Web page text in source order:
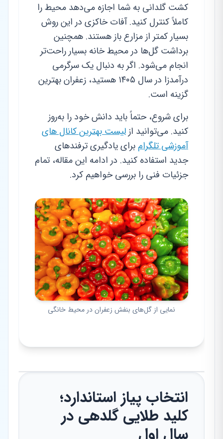
کشت گلدانی به شما اجازه می‌دهد محیط را
کاملاً کنترل کنید. آفات خاکزی در این روش
بسیار کمتر از مزارع باز هستند. همچنین
برداشت گل‌ها در محیط خانه بسیار راحت‌تر
انجام می‌شود. اگر به دنبال یک سرگرمی
درآمدزا در سال ۱۴۰۵ هستید، زعفران بهترین
گزینه است.
برای شروع، حتماً باید دانش خود را به‌روز
کنید. می‌توانید از لیست بهترین کانال های
آموزشی تلگرام برای یادگیری ترفندهای
جدید استفاده کنید. در ادامه این مقاله، تمام
جزئیات فنی را بررسی خواهیم کرد.
نمایی از گل‌های بنفش زعفران در محیط خانگی
انتخاب پیاز استاندارد؛
کلید طلایی گلدهی در